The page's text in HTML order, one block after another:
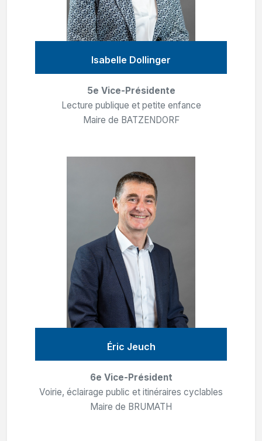
Isabelle Dollinger
5e Vice-Présidente
Lecture publique et petite enfance
Maire de BATZENDORF
Éric Jeuch
6e Vice-Président
Voirie, éclairage public et itinéraires cyclables
Maire de BRUMATH